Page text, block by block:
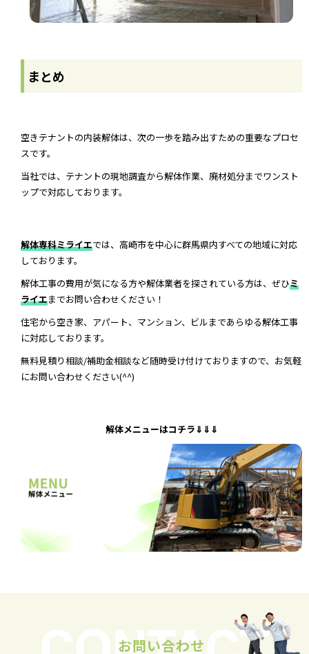
まとめ
空きテナントの内装解体は、次の一歩を踏み出すための重要なプロセ
スです。
当社では、テナントの現地調査から解体作業、廃材処分までワンスト
ップで対応しております。
解体専科ミライエでは、高崎市を中心に群馬県内すべての地域に対応
しております。
解体工事の費用が気になる方や解体業者を探されている方は、ぜひミ
ライエまでお問い合わせください！
住宅から空き家、アパート、マンション、ビルまであらゆる解体工事
に対応しております。
無料見積り相談/補助金相談など随時受け付けておりますので、お気軽
にお問い合わせください(^^)
解体メニューはコチラ⇓⇓⇓
お問い合わせ